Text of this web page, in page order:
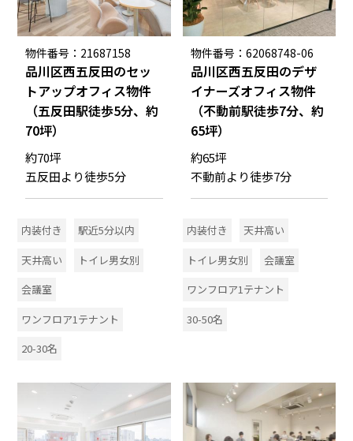
物件番号：21687158
品川区西五反田のセッ
トアップオフィス物件
（五反田駅徒歩5分、約
70坪）
約70坪
五反田より徒歩5分
内装付き
駅近5分以内
天井高い
トイレ男女別
会議室
ワンフロア1テナント
20-30名
物件番号：62068748-06
品川区西五反田のデザ
イナーズオフィス物件
（不動前駅徒歩7分、約
65坪）
約65坪
不動前より徒歩7分
内装付き
天井高い
トイレ男女別
会議室
ワンフロア1テナント
30-50名